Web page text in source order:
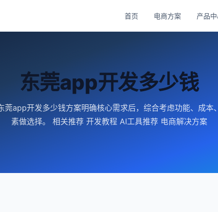
首页 电商方案 产品
东莞app开发多少钱
莞app开发多少钱方案明确核心需求后，综合考虑功能、成本
素做选择。 相关推荐 开发教程 AI工具推荐 电商解决方案